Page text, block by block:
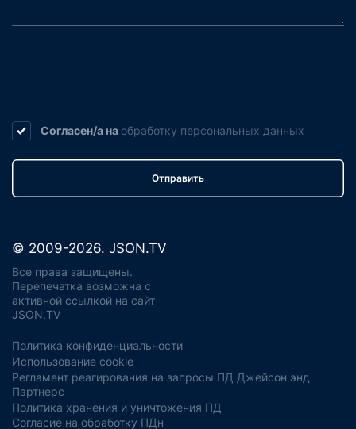
Согласен/а на обработку персональных данных
Отправить
© 2009-2026. JSON.TV
Все права защищены.
Перепечатка возможна с
активной ссылкой на сайт
JSON.TV
Политика конфиденциальности
Использование cookie
Регламент реагирования на запросы ПД Джейсон энд
Партнерс
Политика хранения и уничтожения ПД
Согласие на обработку ПДн